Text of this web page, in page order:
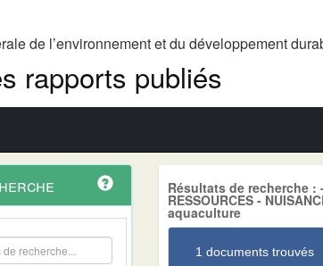
de l’environnement et du développement
rapports publiés
Résultats de recherche :
RESSOURCES -
aquaculture
1 documents trouvés